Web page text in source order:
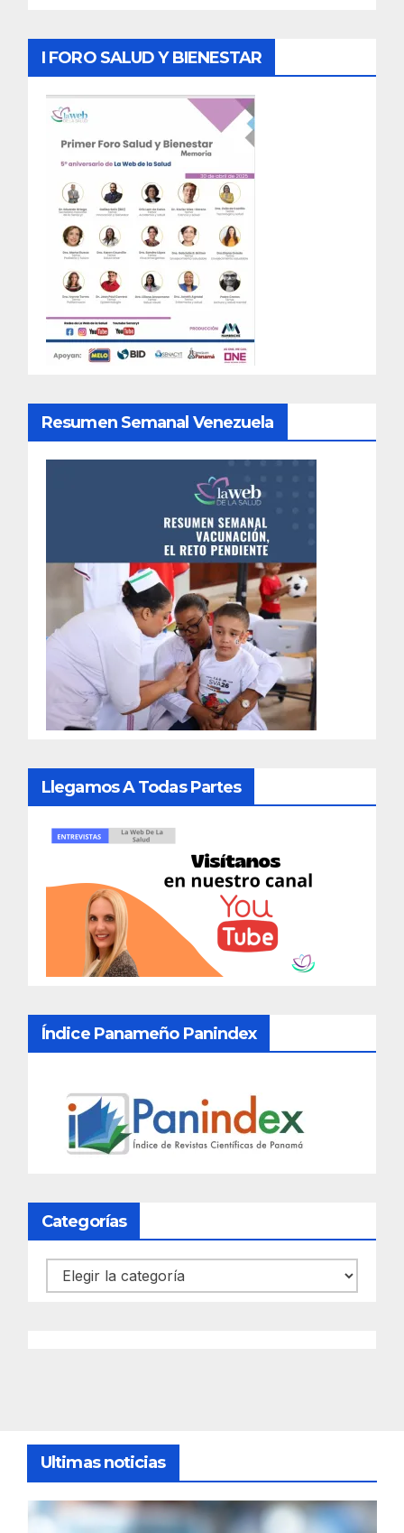
I FORO SALUD Y BIENESTAR
Resumen Semanal Venezuela
Llegamos A Todas Partes
Índice Panameño Panindex
Categorías
Categorías
Ultimas noticias